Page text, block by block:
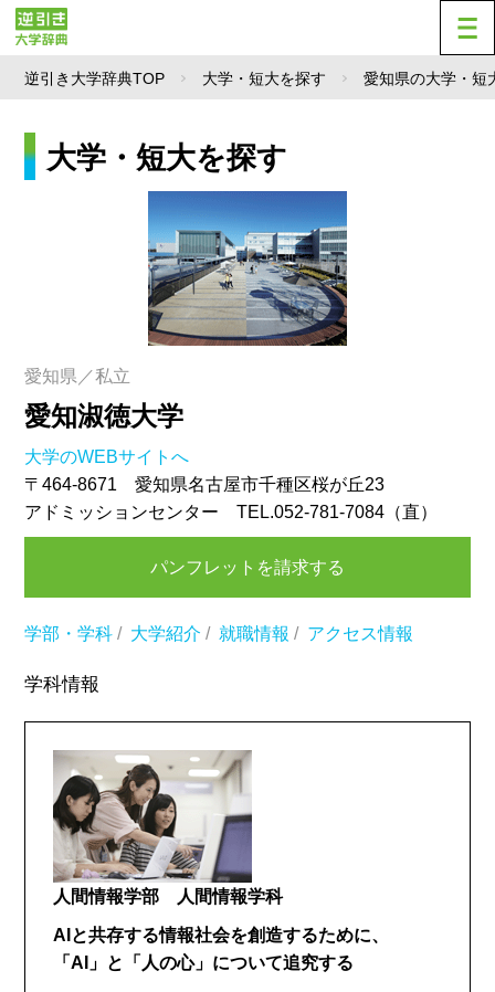
逆引き大学辞典TOP 大学・短大を探す 愛知県の大学・短
大学・短大を探す
愛知県／私立
愛知淑徳大学
大学のWEBサイトへ
〒464-8671 愛知県名古屋市千種区桜が丘23
アドミッションセンター TEL.052-781-7084（直）
パンフレットを請求する
学部・学科 / 大学紹介 / 就職情報 / アクセス情報
学科情報
人間情報学部 人間情報学科
AIと共存する情報社会を創造するために、
「AI」と「人の心」について追究する